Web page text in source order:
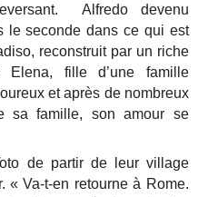
Alfredo devenu
le seconde dans ce qui est
reconstruit par un riche
fille d’une famille
et après de nombreux
sa famille, son amour se
de partir de leur village
« Va-t-en retourne à Rome.